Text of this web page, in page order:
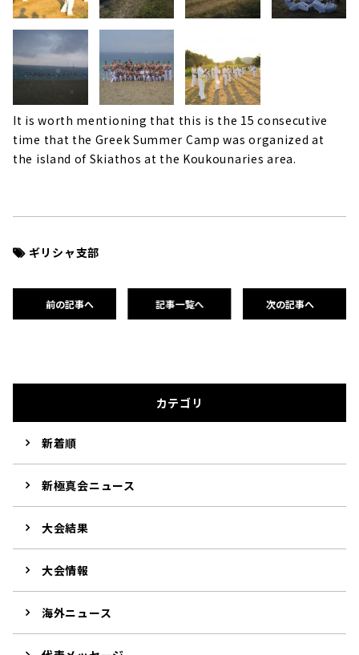
It is worth mentioning that this is the 15 consecutive
time that the Greek Summer Camp was organized at
the island of Skiathos at the Koukounaries area.
ギリシャ支部
前の記事へ 記事一覧へ 次の記事へ
カテゴリ
新着順
新極真会ニュース
大会結果
大会情報
海外ニュース